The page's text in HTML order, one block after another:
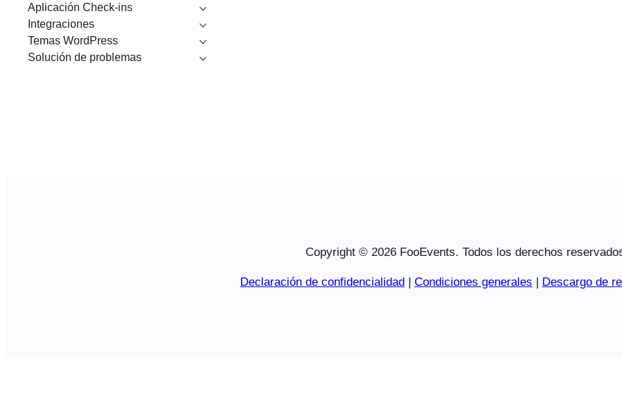
Aplicación Check-ins
Integraciones
Temas WordPress
Solución de problemas
Copyright © 2026 FooEvents. Todos los derechos
Declaración de confidencialidad | Condiciones generales | Descargo de